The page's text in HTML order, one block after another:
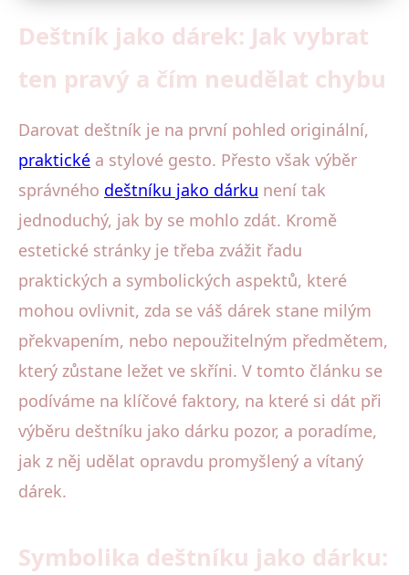
Deštník jako dárek: Jak vybrat
ten pravý a čím neudělat chybu
Darovat deštník je na první pohled originální,
praktické a stylové gesto. Přesto však výběr
správného deštníku jako dárku není tak
jednoduchý, jak by se mohlo zdát. Kromě
estetické stránky je třeba zvážit řadu
praktických a symbolických aspektů, které
mohou ovlivnit, zda se váš dárek stane milým
překvapením, nebo nepoužitelným předmětem,
který zůstane ležet ve skříni. V tomto článku se
podíváme na klíčové faktory, na které si dát při
výběru deštníku jako dárku pozor, a poradíme,
jak z něj udělat opravdu promyšlený a vítaný
dárek.
Symbolika deštníku jako dárku: